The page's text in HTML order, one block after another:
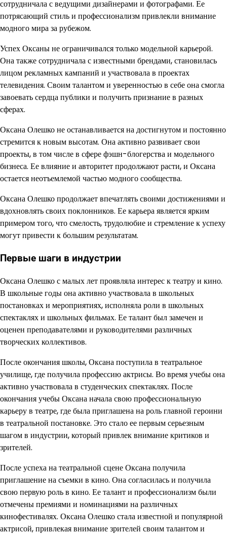
сотрудничала с ведущими дизайнерами и фотографами. Ее
потрясающий стиль и профессионализм привлекли внимание
модного мира за рубежом.
Успех Оксаны не ограничивался только модельной карьерой.
Она также сотрудничала с известными брендами, становилась
лицом рекламных кампаний и участвовала в проектах
телевидения. Своим талантом и уверенностью в себе она смогла
завоевать сердца публики и получить признание в разных
сферах.
Оксана Олешко не останавливается на достигнутом и постоянно
стремится к новым высотам. Она активно развивает свои
проекты, в том числе в сфере фэшн-блогерства и модельного
бизнеса. Ее влияние и авторитет продолжают расти, и Оксана
остается неотъемлемой частью модного сообщества.
Оксана Олешко продолжает впечатлять своими достижениями и
вдохновлять своих поклонников. Ее карьера является ярким
примером того, что смелость, трудолюбие и стремление к успеху
могут привести к большим результатам.
Первые шаги в индустрии
Оксана Олешко с малых лет проявляла интерес к театру и кино.
В школьные годы она активно участвовала в школьных
постановках и мероприятиях, исполняла роли в школьных
спектаклях и школьных фильмах. Ее талант был замечен и
оценен преподавателями и руководителями различных
творческих коллективов.
После окончания школы, Оксана поступила в театральное
училище, где получила профессию актрисы. Во время учебы она
активно участвовала в студенческих спектаклях. После
окончания учебы Оксана начала свою профессиональную
карьеру в театре, где была приглашена на роль главной героини
в театральной постановке. Это стало ее первым серьезным
шагом в индустрии, который привлек внимание критиков и
зрителей.
После успеха на театральной сцене Оксана получила
приглашение на съемки в кино. Она согласилась и получила
свою первую роль в кино. Ее талант и профессионализм были
отмечены премиями и номинациями на различных
кинофестивалях. Оксана Олешко стала известной и популярной
актрисой, привлекая внимание зрителей своим талантом и